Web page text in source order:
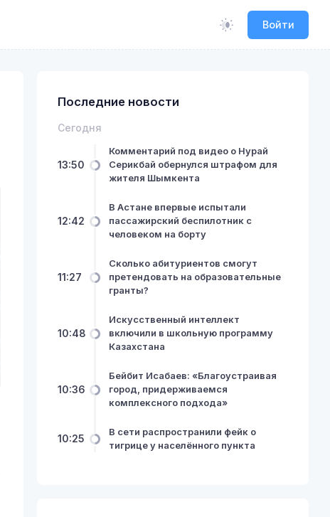
Войти
Последние новости
Сегодня
13:50
Комментарий под видео о Нурай
Серикбай обернулся штрафом для
жителя Шымкента
12:42
В Астане впервые испытали
пассажирский беспилотник с
человеком на борту
11:27
Сколько абитуриентов смогут
претендовать на образовательные
гранты?
10:48
Искусственный интеллект
включили в школьную программу
Казахстана
10:36
Бейбит Исабаев: «Благоустраивая
город, придерживаемся
комплексного подхода»
10:25
В сети распространили фейк о
тигрице у населённого пункта